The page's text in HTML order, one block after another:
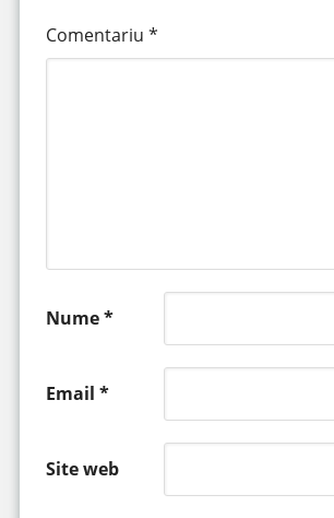
Comentariu *
Nume*
Email *
Site web